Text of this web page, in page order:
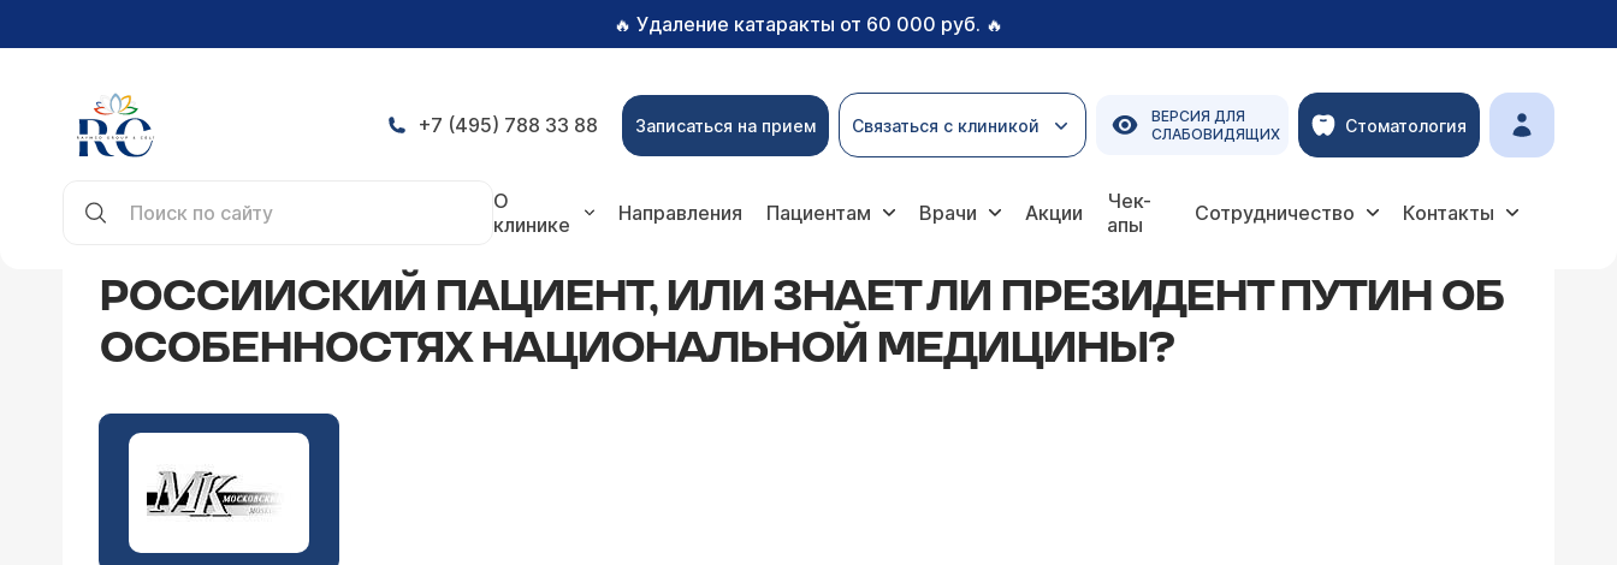
🔥 Удаление катаракты от 60 000 руб. 🔥
+7 (495) 788 33 88 Записаться на прием Связаться с клиникой
ВЕРСИЯ ДЛЯ
СЛАБОВИДЯЩИХ
Стоматология
О
клинике
Направления Пациентам Врачи Акции
Чек-
апы
Сотрудничество Контакты
РОССИИСКИЙ ПАЦИЕНТ, ИЛИ ЗНАЕТ ЛИ ПРЕЗИДЕНТ ПУТИН ОБ
ОСОБЕННОСТЯХ НАЦИОНАЛЬНОЙ МЕДИЦИНЫ?